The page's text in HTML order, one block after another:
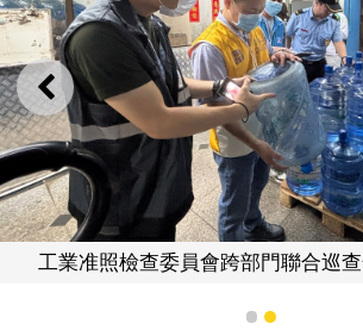
上一則
工業准照檢查委員會跨部門聯合巡